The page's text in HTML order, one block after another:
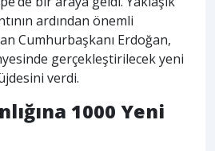
ardından önemli
Cumhurbaşkanı Erdoğan,
gerçekleştirilecek yeni
verdi.
1000 Yeni